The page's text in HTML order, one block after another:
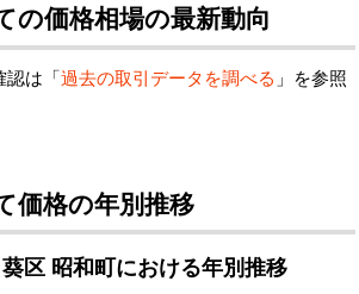
の価格相場の最新動向
認は「過去の取引データを調べる 」を参照
価格の年別推移
区 昭和町における年別推移